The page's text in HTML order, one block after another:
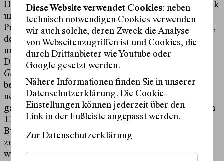
Hochschule der Künste und der Hochschule für Musik
und Theater Rostock. Sie beschäftigt sich in eigenen
Projekten mit Thematiken der Identität und Sexualität,
des Feminismus und Patriarchats, der Zugehörigkeit
und Abgrenzung. Zu sehen war das erstmalig im
Dezember 2021 in ihrem Film und der Performance
Gekochter Frosch
besonderen Fokus auf interdisziplinäres Arbeiten und
neue, kritische Texte. Während ihres Studiums
gastierte sie außerdem für das Widerstandsfestival am
Theater und Orchester Heidelberg (Regie: Marie
Bues, Niko Eleftheriadis). Mit Hauptrollen stand sie
zuletzt in Filmen und einer Serie vor der Kamera,
welche unter anderem Auszeichnungen auf dem Cine
Diese Website verwendet Cookies: neben
technisch notwendigen Cookies verwenden
wir auch solche, deren Zweck die Analyse
von Webseitenzugriffen ist und Cookies, die
durch Drittanbieter wie Youtube oder
Google gesetzt werden.
Nähere Informationen finden Sie in unserer
Datenschutzerklärung. Die Cookie-
Einstellungen können jederzeit über den
Link in der Fußleiste angepasst werden.
Zur Datenschutzerklärung